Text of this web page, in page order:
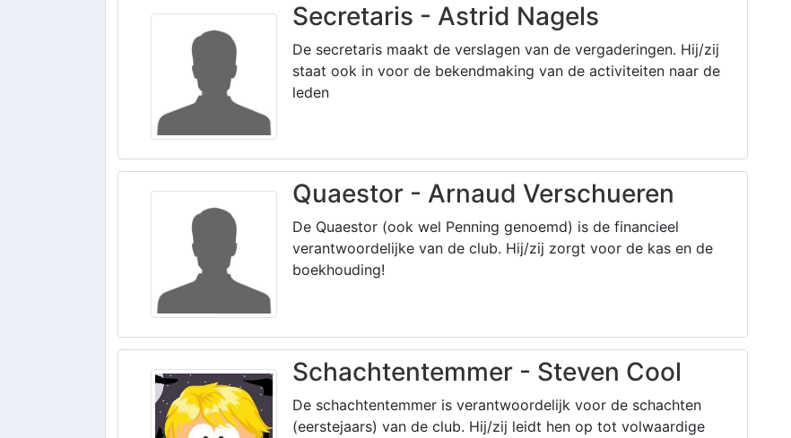
Secretaris - Astrid Nagels
De secretaris maakt de verslagen van de vergaderingen. Hij/zij
staat ook in voor de bekendmaking van de activiteiten naar de
leden
Quaestor - Arnaud Verschueren
De Quaestor (ook wel Penning genoemd) is de financieel
verantwoordelijke van de club. Hij/zij zorgt voor de kas en de
boekhouding!
Schachtentemmer - Steven Cool
De schachtentemmer is verantwoordelijk voor de schachten
(eerstejaars) van de club. Hij/zij leidt hen op tot volwaardige